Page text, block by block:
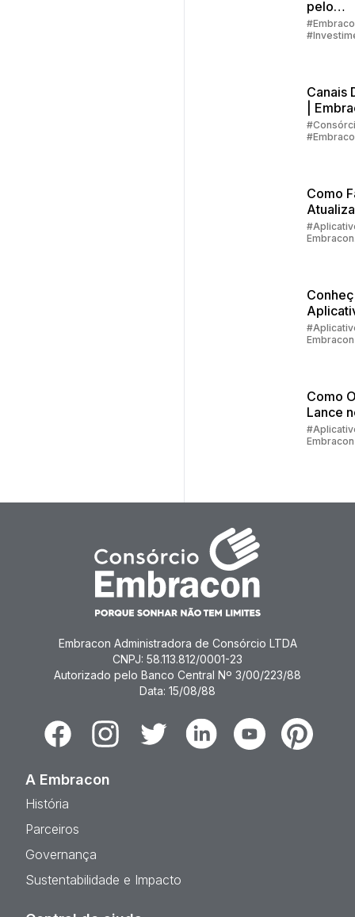
pelo
passo
Canais
|
Como
Embracon
Como
Embracon
Como
Lance
do
Embracon Administradora de Consórcio LTDA
CNPJ: 58.113.812/0001-23
Autorizado pelo Banco Central Nº 3/00/223/88
Data: 15/08/88
FacebookInstagramTwitter LinkedinYoutubePinterest
A Embracon
História
Parceiros
Governança
Sustentabilidade e Impacto